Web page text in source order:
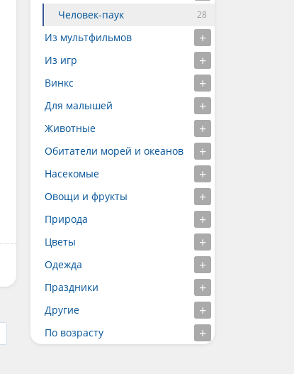
Человек-паук
Из мультфильмов
Из игр
Винкс
Для малышей
Животные
Обитатели морей и океанов
Насекомые
Овощи и фрукты
Природа
Цветы
Одежда
Праздники
Другие
По возрасту